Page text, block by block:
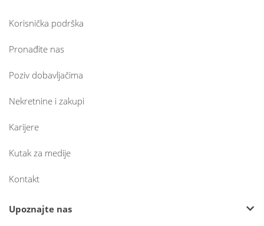
Korisnička podrška
Pronađite nas
Poziv dobavljačima
Nekretnine i zakupi
Karijere
Kutak za medije
Kontakt
Upoznajte nas